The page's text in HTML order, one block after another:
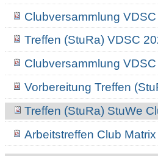
Clubversammlung
Treffen (StuRa) VDSC
Clubversammlung
Vorbereitung Treffen
Treffen (StuRa) StuWe
Arbeitstreffen Club